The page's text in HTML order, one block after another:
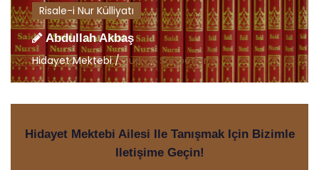
Risale-i Nur Külliyatı
Abdullah Akbaş
Hidayet Mektebi /Türkçe Sohbetler
Hidayet Mektebi Ailesi Ile Tanışmak Için Bizimle
Iletişime Geçin!